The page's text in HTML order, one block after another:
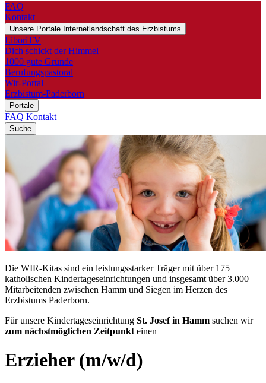
FAQ
Kontakt
Unsere Portale Internetlandschaft des Erzbistums
LiboriTV
Dich schickt der Himmel
1000 gute Gründe
Berufungspastoral
Wir-Portal
Erzbistum-Paderborn
Portale
FAQ Kontakt
Suche
Die WIR-Kitas sind ein leistungsstarker Träger mit über 175
katholischen Kindertageseinrichtungen und insgesamt über 3.000
Mitarbeitenden zwischen Hamm und Siegen im Herzen des
Erzbistums Paderborn.
Für unsere Kindertageseinrichtung St. Josef in Hamm suchen wir
zum nächstmöglichen Zeitpunkt einen
Erzieher (m/w/d)